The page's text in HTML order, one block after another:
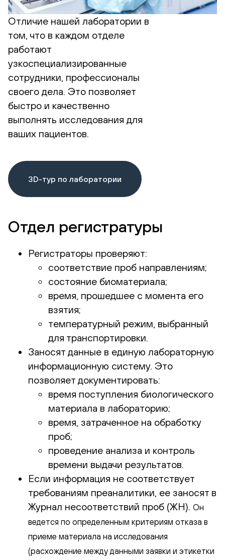
Отличие нашей лаборатории в
том, что в каждом отделе
работают
узкоспециализированные
сотрудники, профессионалы
своего дела. Это позволяет
быстро и качественно
выполнять исследования для
ваших пациентов.
3D-тур по лаборатории
Отдел регистратуры
Регистраторы проверяют:
соответствие проб направлениям;
состояние биоматериала;
время, прошедшее с момента его
взятия;
температурный режим, выбранный
для транспортировки.
Заносят данные в единую лабораторную
информационную систему. Это
позволяет документировать:
время поступления биологического
материала в лабораторию;
время, затраченное на обработку
проб;
проведение анализа и контроль
времени выдачи результатов.
Если информация не соответствует
требованиям преаналитики, ее заносят в
Журнал несоответствий проб (ЖН). Он
ведется по определенным критериям отказа в
приеме материала на исследования
(расхождение между данными заявки и этикетки